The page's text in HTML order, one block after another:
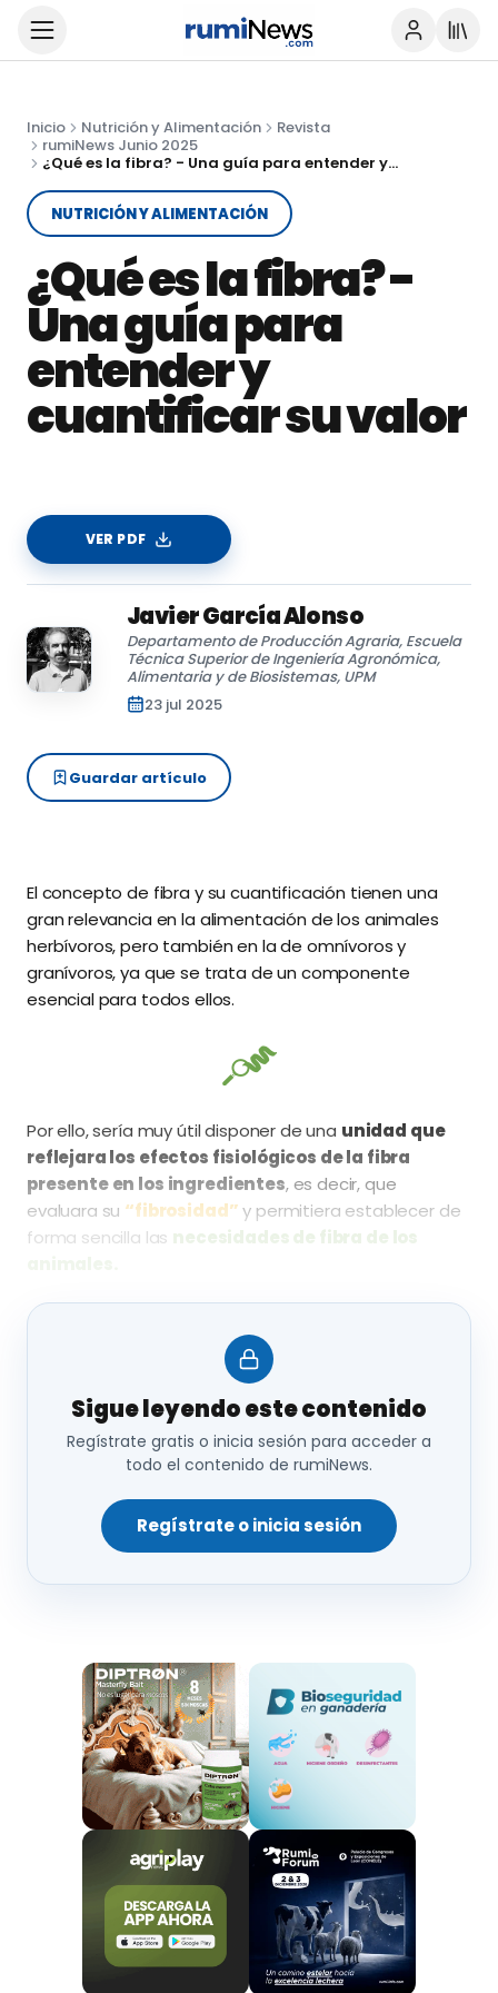
Inicio Nutrición y Alimentación
Revista
rumiNews Junio 2025
¿Qué es la fibra? - Una guía para entender y cuantificar su valor
NUTRICIÓN Y ALIMENTACIÓN
¿Qué es la fibra? -
Una guía para
entender y
cuantificar su valor
VER PDF
Javier García Alonso
Departamento de Producción Agraria, Escuela
Técnica Superior de Ingeniería Agronómica,
Alimentaria y de Biosistemas, UPM
23 jul 2025
Guardar artículo
El concepto de fibra y su cuantificación tienen una
gran relevancia en la alimentación de los animales
herbívoros, pero también en la de omnívoros y
granívoros, ya que se trata de un componente
esencial para todos ellos.
Por ello, sería muy útil disponer de una unidad que
reflejara los efectos fisiológicos de la fibra
presente en los ingredientes, es decir, que
evaluara su “fibrosidad”y permitiera establecer de
forma sencilla las necesidades de fibra de los
DE LA FIBRA BRUTA A LA FIBRA DIETÉTICA:
UN LARGO CAMINO HACIA UNA
DEFINICIÓN FUNCIONAL
Fibra bruta
identificara de forma inequívoca como por los
métodos empleados para su determinación.
El concepto de fibra ha estado históricamente
condicionado porla técnica utilizada para su
cuantificación.
A principios del siglo XIX se desarrolló y estandarizó el
método de la fibrabruta
, que fue ampliamente
utilizado hasta finales del siglo pasado.
Sigue leyendo este contenido
Regístrate gratis o inicia sesión para acceder a
todo el contenido de rumiNews.
Regístrate o inicia sesión